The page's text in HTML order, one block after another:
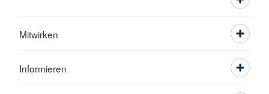
Mitwirken
Informieren